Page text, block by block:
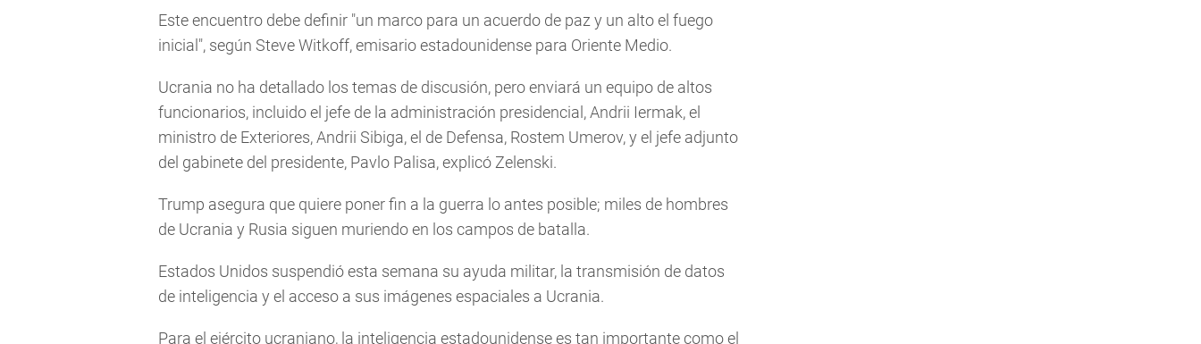
Este encuentro debe definir "un marco para un acuerdo de paz y un alto el fuego
inicial", según Steve Witkoff, emisario estadounidense para Oriente Medio.
Ucrania no ha detallado los temas de discusión, pero enviará un equipo de altos
funcionarios, incluido el jefe de la administración presidencial, Andrii Iermak, el
ministro de Exteriores, Andrii Sibiga, el de Defensa, Rostem Umerov, y el jefe adjunto
del gabinete del presidente, Pavlo Palisa, explicó Zelenski.
Trump asegura que quiere poner fin a la guerra lo antes posible; miles de hombres
de Ucrania y Rusia siguen muriendo en los campos de batalla.
Estados Unidos suspendió esta semana su ayuda militar, la transmisión de datos
de inteligencia y el acceso a sus imágenes espaciales a Ucrania.
Para el ejército ucraniano, la inteligencia estadounidense es tan importante como el